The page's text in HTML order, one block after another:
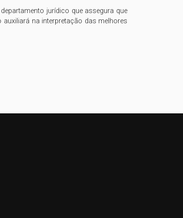
jurídico que assegura que
na interpretação das melhores